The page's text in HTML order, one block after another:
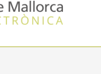
Accés i seguretat
Utilitats